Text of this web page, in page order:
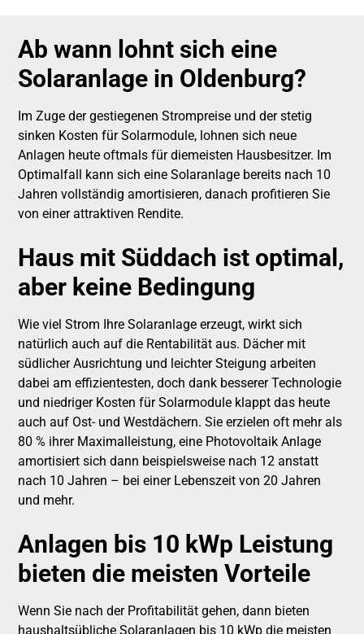
Ab wann lohnt sich eine
Solaranlage in Oldenburg?
Im Zuge der gestiegenen Strompreise und der stetig
sinken Kosten für Solarmodule, lohnen sich neue
Anlagen heute oftmals für diemeisten Hausbesitzer. Im
Optimalfall kann sich eine Solaranlage bereits nach 10
Jahren vollständig amortisieren, danach profitieren Sie
von einer attraktiven Rendite.
Haus mit Süddach ist optimal,
aber keine Bedingung
Wie viel Strom Ihre Solaranlage erzeugt, wirkt sich
natürlich auch auf die Rentabilität aus. Dächer mit
südlicher Ausrichtung und leichter Steigung arbeiten
dabei am effizientesten, doch dank besserer Technologie
und niedriger Kosten für Solarmodule klappt das heute
auch auf Ost- und Westdächern. Sie erzielen oft mehr als
80 % ihrer Maximalleistung, eine Photovoltaik Anlage
amortisiert sich dann beispielsweise nach 12 anstatt
nach 10 Jahren – bei einer Lebenszeit von 20 Jahren
und mehr.
Anlagen bis 10 kWp Leistung
bieten die meisten Vorteile
Wenn Sie nach der Profitabilität gehen, dann bieten
haushaltsübliche Solaranlagen bis 10 kWp die meisten